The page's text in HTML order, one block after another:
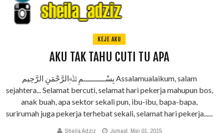
KEJE AKU
AKU TAK TAHU CUTI TU APA
بِسْـــــــــمِ ﷲِالرَّحْمَنِ الرَّحِيم Assalamualaikum, salam
sejahtera... Selamat bercuti, selamat hari pekerja mahupun bos,
anak buah, apa sektor sekali pun, ibu-ibu, bapa-bapa,
surirumah juga pekerja terhebat sekali, selamat hari pekerja......
Sheila Adziz Jumaat, Mei 01, 2015